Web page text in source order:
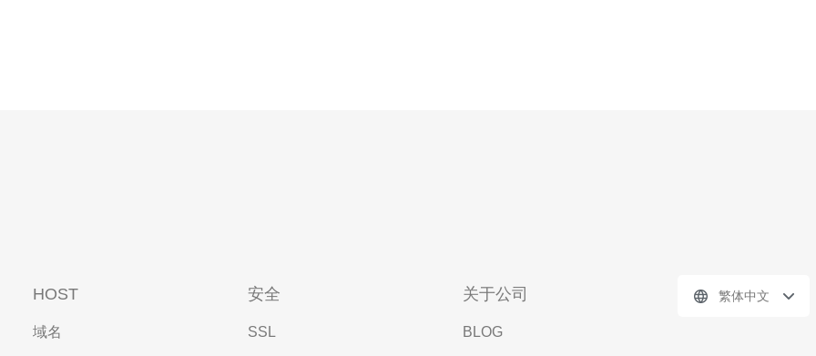
HOST
域名
安全
SSL
关于公司
BLOG
繁体中文